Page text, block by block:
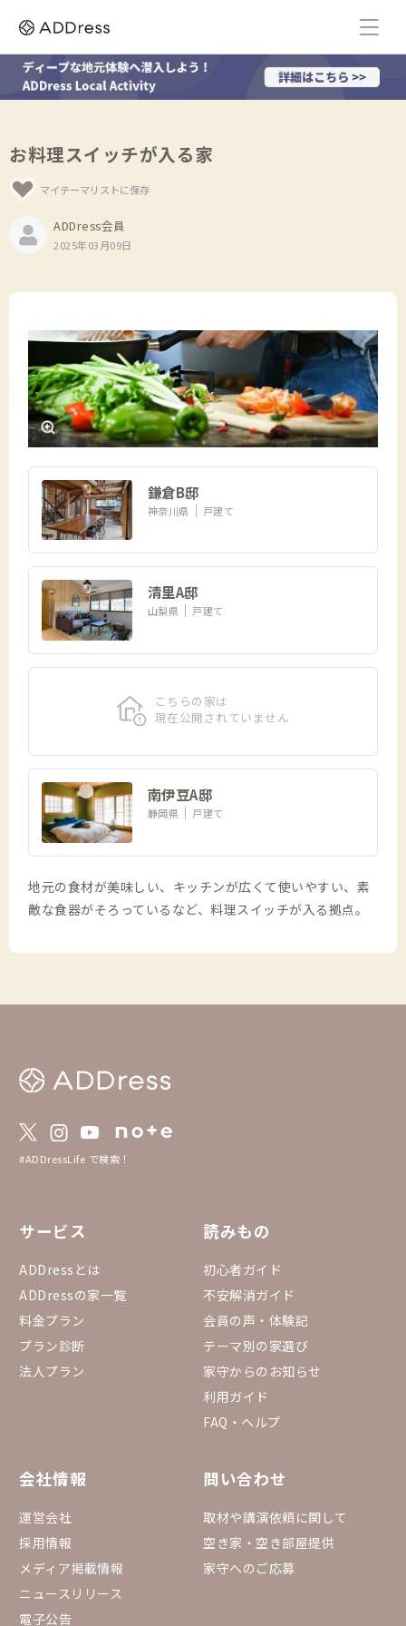
お料理スイッチが入る家
マイテーマリストに保存
ADDress会員
2025年03月09日
鎌倉B邸
神奈川県 戸建て
清里A邸
山梨県 戸建て
こちらの家は
現在公開されていません
南伊豆A邸
静岡県 戸建て
地元の食材が美味しい、キッチンが広くて使いやすい、素
敵な食器がそろっているなど、料理スイッチが入る拠点。
#ADDressLife で検索！
サービス
ADDressとは
ADDressの家一覧
料金プラン
プラン診断
法人プラン
読みもの
初心者ガイド
不安解消ガイド
会員の声・体験記
テーマ別の家選び
家守からのお知らせ
利用ガイド
FAQ・ヘルプ
会社情報
運営会社
採用情報
メディア掲載情報
ニュースリリース
電子公告
問い合わせ
取材や講演依頼に関して
空き家・空き部屋提供
家守へのご応募